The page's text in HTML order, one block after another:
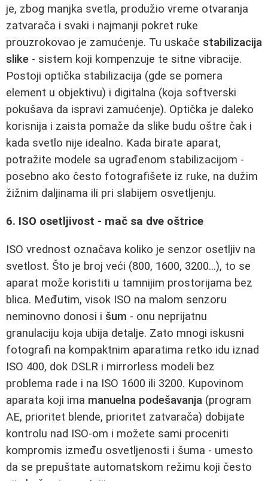
je, zbog manjka svetla, produžio vreme otvaranja
zatvarača i svaki i najmanji pokret ruke
prouzrokovao je zamućenje. Tu uskače stabilizacija
slike - sistem koji kompenzuje te sitne vibracije.
Postoji optička stabilizacija (gde se pomera
element u objektivu) i digitalna (koja softverski
pokušava da ispravi zamućenje). Optička je daleko
korisnija i zaista pomaže da slike budu oštre čak i
kada svetlo nije idealno. Kada birate aparat,
potražite modele sa ugrađenom stabilizacijom -
posebno ako često fotografišete iz ruke, na dužim
žižnim daljinama ili pri slabijem osvetljenju.
6. ISO osetljivost - mač sa dve oštrice
ISO vrednost označava koliko je senzor osetljiv na
svetlost. Što je broj veći (800, 1600, 3200...), to se
aparat može koristiti u tamnijim prostorijama bez
blica. Međutim, visok ISO na malom senzoru
neminovno donosi i šum - onu neprijatnu
granulaciju koja ubija detalje. Zato mnogi iskusni
fotografi na kompaktnim aparatima retko idu iznad
ISO 400, dok DSLR i mirrorless modeli bez
problema rade i na ISO 1600 ili 3200. Kupovinom
aparata koji ima manuelna podešavanja (program
AE, prioritet blende, prioritet zatvarača) dobijate
kontrolu nad ISO-om i možete sami proceniti
kompromis između osvetljenosti i šuma - umesto
da se prepuštate automatskom režimu koji često